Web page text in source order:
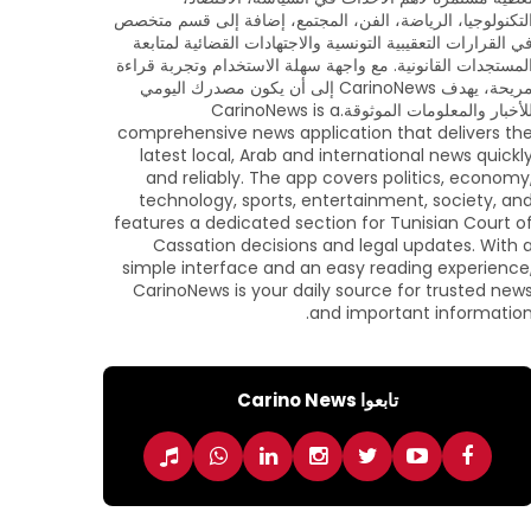
التكنولوجيا، الرياضة، الفن، المجتمع، إضافة إلى قسم متخصص
في القرارات التعقيبية التونسية والاجتهادات القضائية لمتابعة
المستجدات القانونية. مع واجهة سهلة الاستخدام وتجربة قراءة
مريحة، يهدف CarinoNews إلى أن يكون مصدرك اليومي
للأخبار والمعلومات الموثوقة.CarinoNews is a
comprehensive news application that delivers the
latest local, Arab and international news
and reliably. The app covers politics,
technology, sports, entertainment, society, and
features a dedicated section for Tunisian Court of
Cassation decisions and legal updates. With a
simple interface and an easy reading
CarinoNews is your daily source for trusted news
and important information.
تابعوا Carino News